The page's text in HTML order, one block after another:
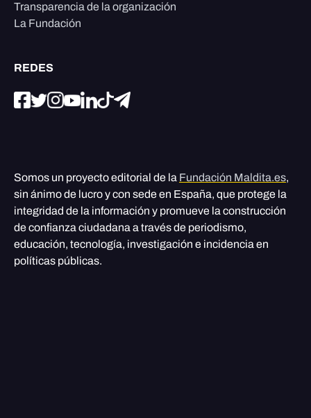
Transparencia de la organización
La Fundación
REDES
Somos un proyecto editorial de la Fundación Maldita.es,
sin ánimo de lucro y con sede en España, que protege la
integridad de la información y promueve la construcción
de confianza ciudadana a través de periodismo,
educación, tecnología, investigación e incidencia en
políticas públicas.